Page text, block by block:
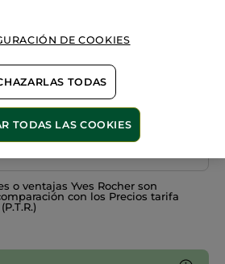
A MI CESTA
5 a 8 días hábiles
o ventajas Yves Rocher son
con los Precios tarifa
DE COOKIES
TODAS
TODAS LAS COOKIES